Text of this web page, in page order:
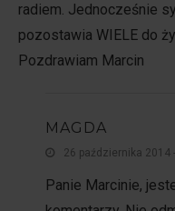
radiem. Jednocześnie
pozostawia WIELE do
Pozdrawiam Marcin
MAGDA
26 października 2014
Panie Marcinie,